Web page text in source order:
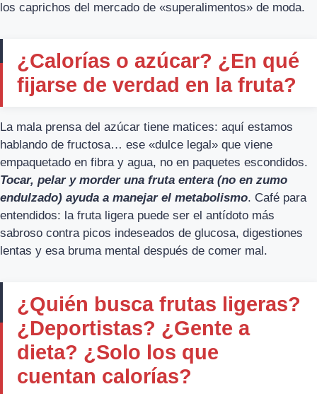
los caprichos del mercado de «superalimentos» de moda.
¿Calorías o azúcar? ¿En qué
fijarse de verdad en la fruta?
La mala prensa del azúcar tiene matices: aquí estamos
hablando de fructosa… ese «dulce legal» que viene
empaquetado en fibra y agua, no en paquetes escondidos.
Tocar, pelar y morder una fruta entera (no en zumo
endulzado) ayuda a manejar el metabolismo. Café para
entendidos: la fruta ligera puede ser el antídoto más
sabroso contra picos indeseados de glucosa, digestiones
lentas y esa bruma mental después de comer mal.
¿Quién busca frutas ligeras?
¿Deportistas? ¿Gente a
dieta? ¿Solo los que
cuentan calorías?